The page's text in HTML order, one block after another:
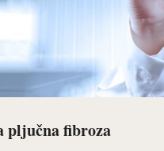
pljučna fibroza